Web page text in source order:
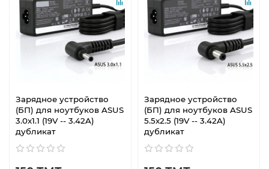
Зарядное устройство
(БП) для ноутбуков ASUS
3.0x1.1 (19V -- 3.42A)
дубликат
Зарядное устройство
(БП) для ноутбуков ASUS
5.5x2.5 (19V -- 3.42A)
дубликат